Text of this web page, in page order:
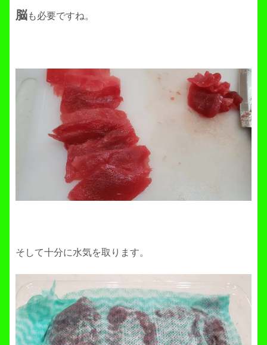
脳も必要ですね。
そして十分に水気を取ります。